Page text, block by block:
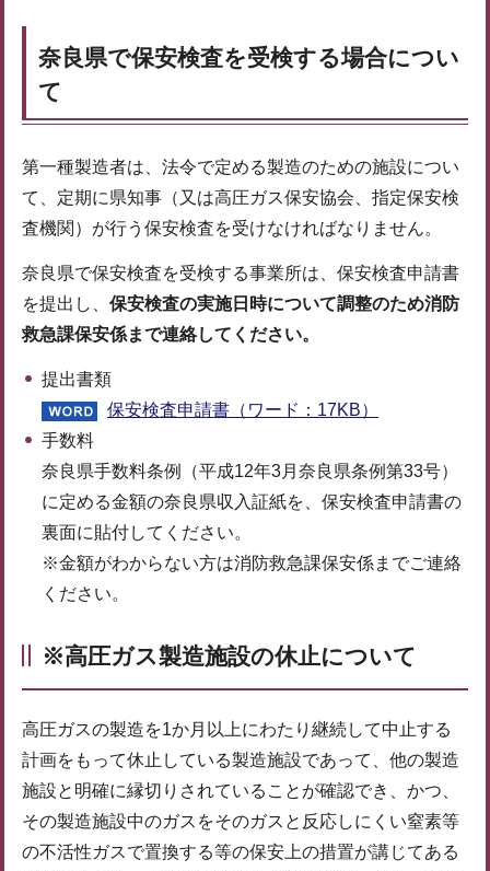
奈良県で保安検査を受検する場合につい
て
第一種製造者は、法令で定める製造のための施設につい
て、定期に県知事（又は高圧ガス保安協会、指定保安検
査機関）が行う保安検査を受けなければなりません。
奈良県で保安検査を受検する事業所は、保安検査申請書
を提出し、 保安検査の実施日時について調整のため消防
救急課保安係まで連絡してください。
提出書類
保安検査申請書（ワード：17KB）
手数料
奈良県手数料条例（平成12年3月奈良県条例第33号）
に定める金額の奈良県収入証紙を、保安検査申請書の
裏面に貼付してください。
※金額がわからない方は消防救急課保安係までご連絡
ください。
※高圧ガス製造施設の休止について
高圧ガスの製造を1か月以上にわたり継続して中止する
計画をもって休止している製造施設であって、他の製造
施設と明確に縁切りされていることが確認でき、かつ、
その製造施設中のガスをそのガスと反応しにくい窒素等
の不活性ガスで置換する等の保安上の措置が講じてある